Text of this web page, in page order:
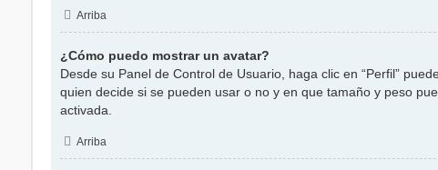
Arriba
¿Cómo puedo mostrar un avatar?
Desde su Panel de Control de Usuario, haga clic en “Perfil”
quien decide si se pueden usar o no y en que tamaño y peso
activada.
Arriba